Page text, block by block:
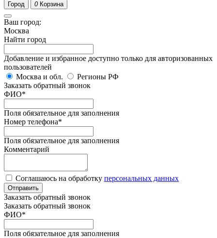
Город 0 Корзина
Ваш город:
Москва
Найти город
Добавление и избранное доступно только для авторизованных
пользователей
Москва и обл.
Регионы РФ
Заказать обратный звонок
ФИО*
Поля обязательное для заполнения
Номер телефона*
Поля обязательное для заполнения
Комментарий
Соглашаюсь на обработку персональных данных
Отправить
Заказать обратный звонок
Заказать обратный звонок
ФИО*
Поля обязательное для заполнения